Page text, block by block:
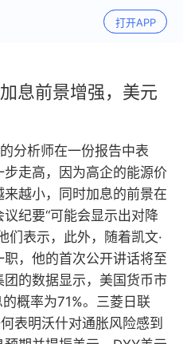
打开APP
息前景增强，美元
分析师在一份报告中表
走高，因为高企的能源价
越小，同时加息的前景在
纪要“可能会显示出对降
们表示，此外，随着凯文·
，他的首次公开讲话将至
的数据显示，美国货币市
概率为71%。三菱日联
表明沃什对通胀风险感到